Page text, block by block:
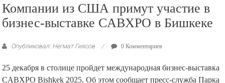
Компании из США примут участие в
бизнес-выставке CABXPO в Бишкеке
Опубликовал: Негмат Гиясов 0 Комментариев
25 декабря в столице пройдет международная бизнес-выставка
CABXPO Bishkek 2025. Об этом сообщает пресс-служба Парка